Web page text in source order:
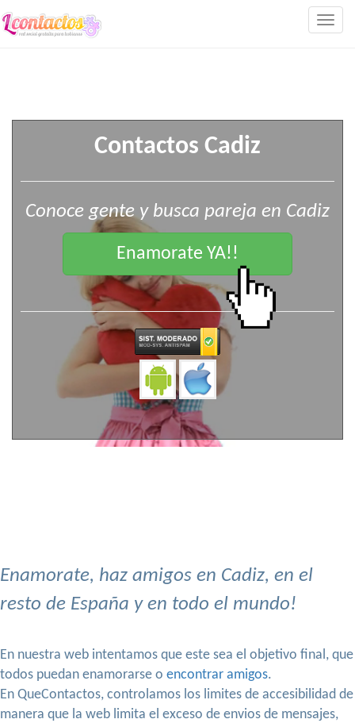
Contactos Cadiz
Conoce gente y busca pareja en Cadiz
Enamorate YA!!
Enamorate, haz amigos en Cadiz, en el
resto de España y en todo el mundo!
En nuestra web intentamos que este sea el objetivo final, que
todos puedan enamorarse o encontrar amigos.
En QueContactos, controlamos los limites de accesibilidad de
manera que la web limita el exceso de envios de mensajes,